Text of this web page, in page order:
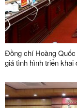
Đồng chí Hoàng
giá tình hình triển